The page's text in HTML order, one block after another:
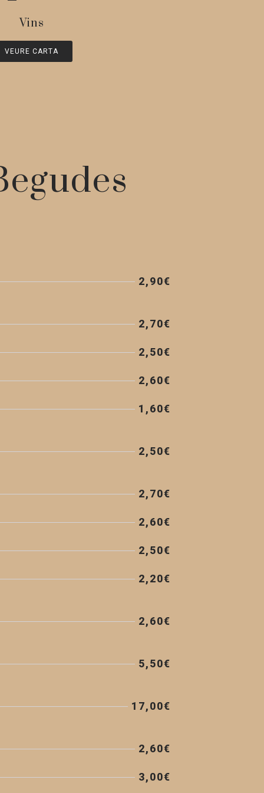
Vins
VEURE CARTA
2,90€
2,70€
2,50€
2,60€
1,60€
2,50€
2,70€
2,60€
2,50€
2,20€
2,60€
5,50€
17,00€
2,60€
3,00€